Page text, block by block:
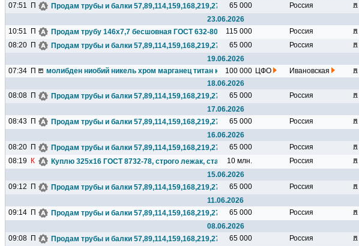
07:51
П Продам трубы и балки 57,89,114,159,168,219,273,325,377,426...
65 000 Россия
23.06.2026
10:51
П Продам трубу 146х7,7 бесшовная ГОСТ 632-80(обсадная), 23тн...
115 000 Россия
08:20 П Продам трубы и балки 57,89,114,159,168,219,273,325,377,426...
65 000 Россия
19.06.2026
07:34 П молибден ниобий никель хром марганец титан кремний чугун цинк...
100 000 ЦФО Ивановская
18.06.2026
08:08 П Продам трубы и балки 57,89,114,159,168,219,273,325,377,426...
65 000 Россия
17.06.2026
08:43 П Продам трубы и балки 57,89,114,159,168,219,273,325,377,426...
65 000 Россия
16.06.2026
08:20 П Продам трубы и балки 57,89,114,159,168,219,273,325,377,426...
65 000 Россия
08:19 К Куплю 325х16 ГОСТ 8732-78, строго лежак, сталь любая, 2 трубы...
10 млн. Россия
15.06.2026
09:12
П Продам трубы и балки 57,89,114,159,168,219,273,325,377,426...
65 000 Россия
11.06.2026
09:14 П Продам трубы и балки 57,89,114,159,168,219,273,325,377,426...
65 000 Россия
08.06.2026
09:08 П Продам трубы и балки 57,89,114,159,168,219,273,325,377,426...
65 000 Россия